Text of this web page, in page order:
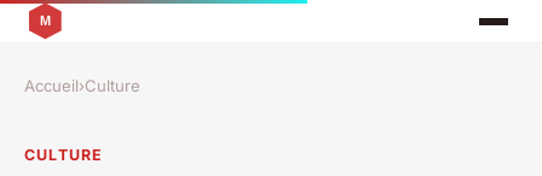
Accueil›Culture
CULTURE